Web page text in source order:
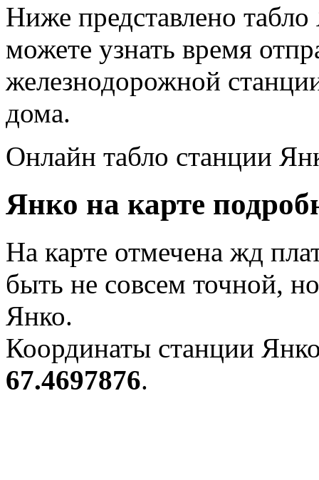
Ниже представлено
можете узнать время
железнодорожной
дома.
Онлайн табло станции
Янко на карте
На карте отмечена жд
быть не совсем точной,
Янко.
Координаты станции
67.4697876.